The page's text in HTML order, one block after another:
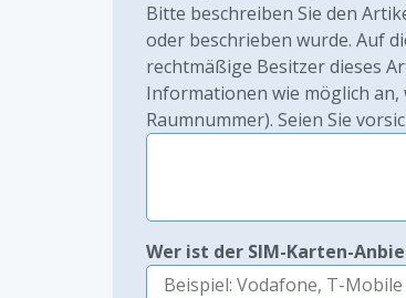
Bitte beschreiben Sie den
oder beschrieben wurde. Auf
rechtmäßige Besitzer dieses
Informationen wie möglich an,
Raumnummer). Seien Sie
Wer ist der SIM-Karten-